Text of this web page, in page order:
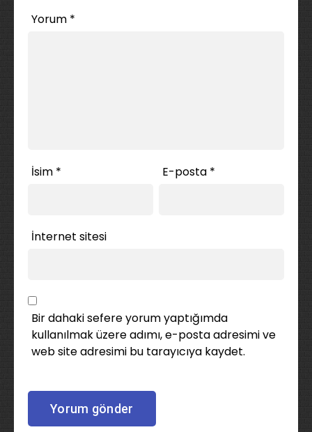
Yorum *
İsim * E-posta *
İnternet sitesi
Bir dahaki sefere yorum yaptığımda
kullanılmak üzere adımı, e-posta adresimi ve
web site adresimi bu tarayıcıya kaydet.